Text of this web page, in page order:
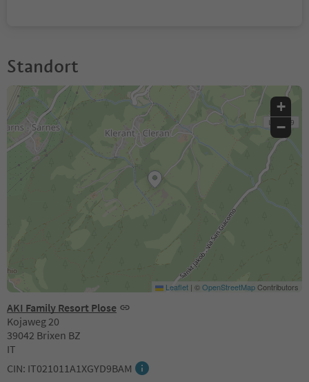
Standort
AKI Family Resort Plose
Kojaweg 20
39042 Brixen BZ
IT
CIN: IT021011A1XGYD9BAM
+
−
Leaflet | ©OpenStreetMapContributors